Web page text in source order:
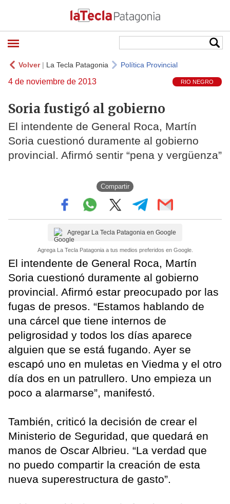
Volver| La Tecla Patagonia Política Provincial
4 de noviembre de 2013 RIO NEGRO
Soria fustigó al gobierno
El intendente de General Roca, Martín
Soria cuestionó duramente al gobierno
provincial. Afirmó sentir “pena y vergüenza”
Compartir
Agregar La Tecla Patagonia en Google
Agrega La Tecla Patagonia a tus medios preferidos en Google.
El intendente de General Roca, Martín
Soria cuestionó duramente al gobierno
provincial. Afirmó estar preocupado por las
fugas de presos. “Estamos hablando de
una cárcel que tiene internos de
peligrosidad y todos los días aparece
alguien que se está fugando. Ayer se
escapó uno en muletas en Viedma y el otro
día dos en un patrullero. Uno empieza un
poco a alarmarse”, manifestó.
También, criticó la decisión de crear el
Ministerio de Seguridad, que quedará en
manos de Oscar Albrieu. “La verdad que
no puedo compartir la creación de esta
nueva superestructura de gasto”.